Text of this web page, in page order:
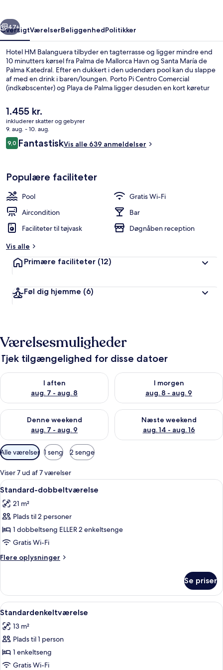
Næste
47+
OversigtVærelserBeliggenhedPolitikker
Hotel HM Balanguera tilbyder en tagterrasse og ligger mindre end
10 minutters kørsel fra Palma de Mallorca Havn og Santa María de
Palma Katedral. Efter en dukkert i den udendørs pool kan du slappe
af med en drink i baren/loungen. Porto Pi Centro Comercial
(indkøbscenter) og Playa de Palma ligger desuden en kort køretur
Den
nuværende
pris
er
1.455 kr.
1.455 kr.
inkluderer skatter og gebyrer
9. aug. - 10. aug.
Anmeldelser
9,09,0 ud af 10.
FantastiskVis alle 639 anmeldelser
Populære faciliteter
Pool
Gratis Wi-Fi
Aircondition
Bar
Faciliteter til tøjvask
Døgnåben reception
Vis alle
Primære faciliteter (12)
Føl dig hjemme (6)
Værelsesmuligheder
Tjek tilgængelighed for disse datoer
I aften
aug. 7 - aug. 8
Tjek tilgængelighed for i aften aug. 7 - aug. 8
I morgen
aug. 8 - aug. 9
Tjek tilgængelighed for i
Denne weekend
aug. 7 - aug. 9
Tjek tilgængelighed for denne weekend aug. 7 - aug. 9
Næste weekend
aug. 14 - aug. 16
Tjek tilgængelighed for næste
Tilgængelige
filtre
for
værelser
Alle værelser 1 seng 2 senge
Viser 7 ud af 7 værelser
Indlæs
alle
billeder
af
Standard-
dobbeltværelse
Et hotelværelse med en stor seng, et
4
Standard-dobbeltværelse
21 m²
Plads til 2 personer
1 dobbeltseng ELLER 2 enkeltsenge
Gratis Wi-Fi
Flere oplysninger
Flere
dobbeltværelse
Se priser
Indlæs
alle
billeder
af
Standardenkeltværelse
Et moderne soveværelse med seng,
4
Standardenkeltværelse
13 m²
Plads til 1 person
1 enkeltseng
Gratis Wi-Fi